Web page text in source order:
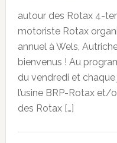
autour des Rotax 4-
motoriste Rotax
annuel à Wels,
bienvenus ! Au
du vendredi et
l’usine BRP-Rotax
des Rotax […]